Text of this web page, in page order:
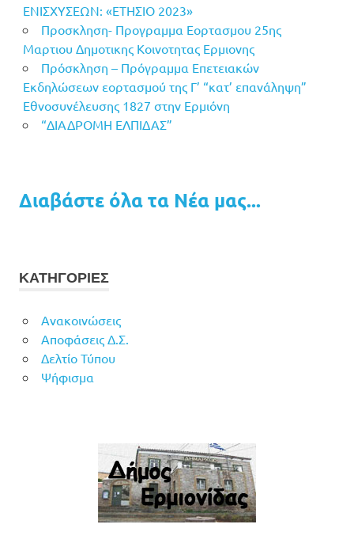
ΕΝΙΣΧΥΣΕΩΝ: «ΕΤΗΣΙΟ 2023»
Προσκληση- Προγραμμα Εορτασμου 25ης
Μαρτιου Δημοτικης Κοινοτητας Ερμιονης
Πρόσκληση – Πρόγραμμα Επετειακών
Εκδηλώσεων εορτασμού της Γ’ “κατ’ επανάληψη”
Εθνοσυνέλευσης 1827 στην Ερμιόνη
“ΔΙΑΔΡΟΜΗ ΕΛΠΙΔΑΣ”
Διαβάστε όλα τα Νέα μας...
ΚΑΤΗΓΟΡΙΕΣ
Ανακοινώσεις
Αποφάσεις Δ.Σ.
Δελτίο Τύπου
Ψήφισμα